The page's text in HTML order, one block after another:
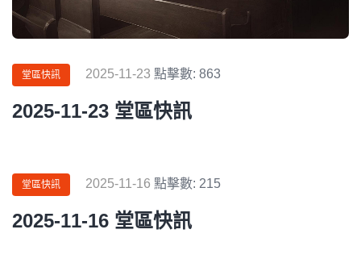
堂區快訊 2025-11-23 點擊數: 863
2025-11-23 堂區快訊
堂區快訊 2025-11-16 點擊數: 215
2025-11-16 堂區快訊